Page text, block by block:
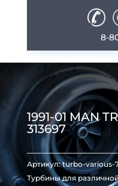
8-
1991-01 MAN
313697
Артикул:turbo-various-
Турбины для